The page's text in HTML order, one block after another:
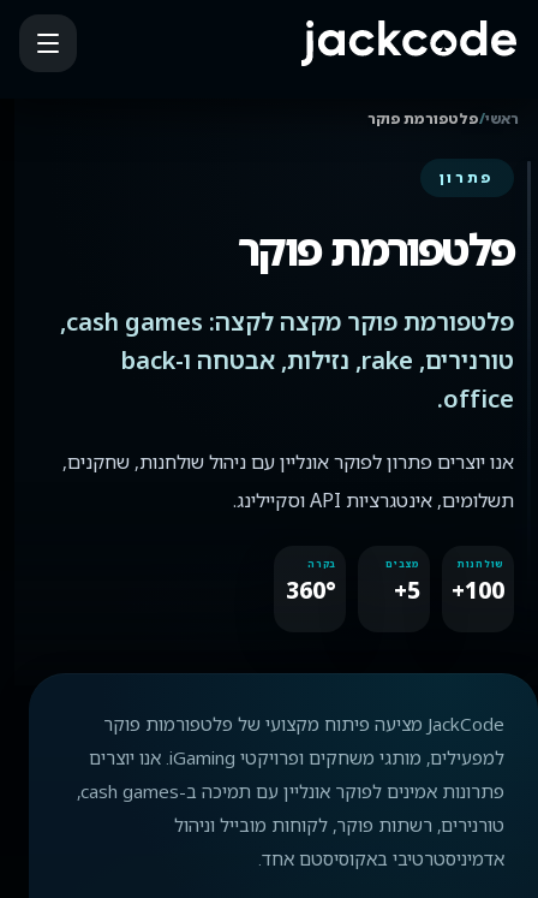
ראשי/פלטפורמת פוקר
פתרון
פלטפורמת פוקר
פלטפורמת פוקר מקצה לקצה: cash games,
טורנירים, rake, נזילות, אבטחה ו-back
office.
אנו יוצרים פתרון לפוקר אונליין עם ניהול שולחנות, שחקנים,
תשלומים, אינטגרציות API וסקיילינג.
שולחנות
100+
מצבים
5+
בקרה
360°
JackCode מציעה פיתוח מקצועי של פלטפורמות פוקר
למפעילים, מותגי משחקים ופרויקטי iGaming. אנו יוצרים
פתרונות אמינים לפוקר אונליין עם תמיכה ב-cash games,
טורנירים, רשתות פוקר, לקוחות מובייל וניהול
אדמיניסטרטיבי באקוסיסטם אחד.